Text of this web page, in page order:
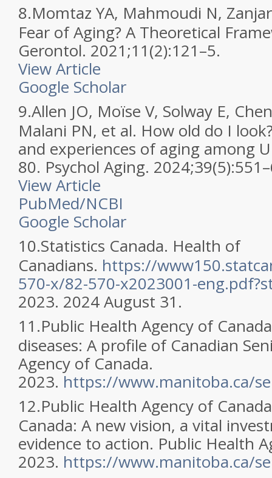
8.Momtaz YA, Mahmoudi N,
Fear of Aging? A Theoretical
Gerontol. 2021;11(2):121–5.
View Article
Google Scholar
9.Allen JO, Moïse V, Solway E,
Malani PN, et al. How old do I
and experiences of aging among
80. Psychol Aging.
View Article
PubMed/NCBI
Google Scholar
10.Statistics Canada. Health of
Canadians. https://
570-x/82-570-x2023001-
2023. 2024 August 31.
11.Public Health Agency of
diseases: A profile of Canadian
Agency of Canada.
2023. https://www.manitoba.ca/
12.Public Health Agency of
Canada: A new vision, a vital
evidence to action. Public Health
2023. https://www.manitoba.ca/